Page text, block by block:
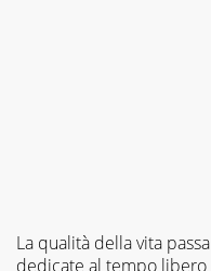
La qualità della vita
dedicate al tempo libero